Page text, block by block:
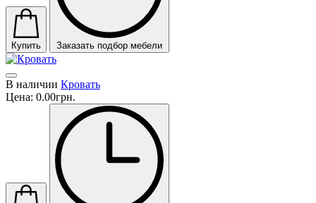
Купить Заказать подбор мебели
В наличии Кровать
Цена: 0.00грн.